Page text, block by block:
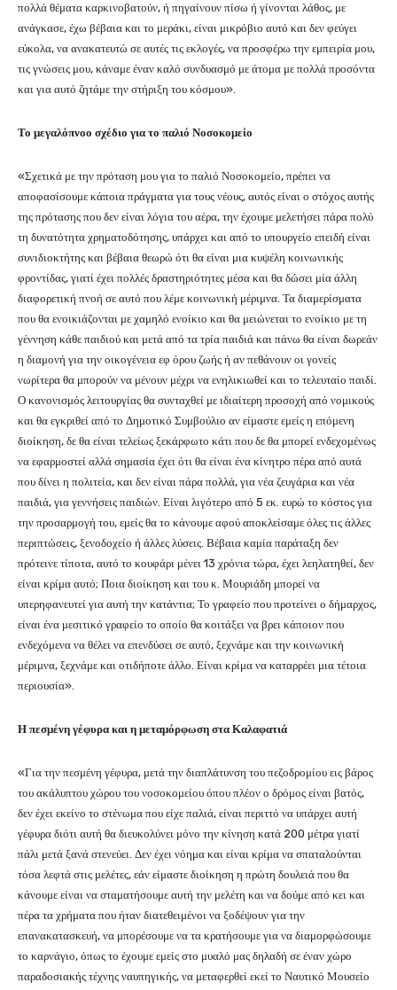
πολλά θέματα καρκινοβατούν, ή πηγαίνουν πίσω ή γίνονται λάθος, με
ανάγκασε, έχω βέβαια και το μεράκι, είναι μικρόβιο αυτό και δεν φεύγει
εύκολα, να ανακατευτώ σε αυτές τις εκλογές, να προσφέρω την εμπειρία μου,
τις γνώσεις μου, κάναμε έναν καλό συνδυασμό με άτομα με πολλά προσόντα
και για αυτό ζητάμε την στήριξη του κόσμου».
Το μεγαλόπνοο σχέδιο για το παλιό Νοσοκομείο
«Σχετικά με την πρόταση μου για το παλιό Νοσοκομείο, πρέπει να
αποφασίσουμε κάποια πράγματα για τους νέους, αυτός είναι ο στόχος αυτής
της πρότασης που δεν είναι λόγια του αέρα, την έχουμε μελετήσει πάρα πολύ
τη δυνατότητα χρηματοδότησης, υπάρχει και από το υπουργείο επειδή είναι
συνιδιοκτήτης και βέβαια θεωρώ ότι θα είναι μια κυψέλη κοινωνικής
φροντίδας, γιατί έχει πολλές δραστηριότητες μέσα και θα δώσει μία άλλη
διαφορετική πνοή σε αυτό που λέμε κοινωνική μέριμνα. Τα διαμερίσματα
που θα ενοικιάζονται με χαμηλό ενοίκιο και θα μειώνεται το ενοίκιο με τη
γέννηση κάθε παιδιού και μετά από τα τρία παιδιά και πάνω θα είναι δωρεάν
η διαμονή για την οικογένεια εφ όρου ζωής ή αν πεθάνουν οι γονείς
νωρίτερα θα μπορούν να μένουν μέχρι να ενηλικιωθεί και το τελευταίο παιδί.
Ο κανονισμός λειτουργίας θα συνταχθεί με ιδιαίτερη προσοχή από νομικούς
και θα εγκριθεί από το Δημοτικό Συμβούλιο αν είμαστε εμείς η επόμενη
διοίκηση, δε θα είναι τελείως ξεκάρφωτο κάτι που δε θα μπορεί ενδεχομένως
να εφαρμοστεί αλλά σημασία έχει ότι θα είναι ένα κίνητρο πέρα από αυτά
που δίνει η πολιτεία, και δεν είναι πάρα πολλά, για νέα ζευγάρια και νέα
παιδιά, για γεννήσεις παιδιών. Είναι λιγότερο από 5 εκ. ευρώ το κόστος για
την προσαρμογή του, εμείς θα το κάνουμε αφού αποκλείσαμε όλες τις άλλες
περιπτώσεις, ξενοδοχείο ή άλλες λύσεις. Βέβαια καμία παράταξη δεν
πρότεινε τίποτα, αυτό το κουφάρι μένει 13 χρόνια τώρα, έχει λεηλατηθεί, δεν
είναι κρίμα αυτό; Ποια διοίκηση και του κ. Μουριάδη μπορεί να
υπερηφανευτεί για αυτή την κατάντια; Το γραφείο που προτείνει ο δήμαρχος,
είναι ένα μεσιτικό γραφείο το οποίο θα κοιτάξει να βρει κάποιον που
ενδεχόμενα να θέλει να επενδύσει σε αυτό, ξεχνάμε και την κοινωνική
μέριμνα, ξεχνάμε και οτιδήποτε άλλο. Είναι κρίμα να καταρρέει μια τέτοια
περιουσία».
Η πεσμένη γέφυρα και η μεταμόρφωση στα Καλαφατιά
«Για την πεσμένη γέφυρα, μετά την διαπλάτυνση του πεζοδρομίου εις βάρος
του ακάλυπτου χώρου του νοσοκομείου όπου πλέον ο δρόμος είναι βατός,
δεν έχει εκείνο το στένωμα που είχε παλιά, είναι περιττό να υπάρχει αυτή
γέφυρα διότι αυτή θα διευκολύνει μόνο την κίνηση κατά 200 μέτρα γιατί
πάλι μετά ξανά στενεύει. Δεν έχει νόημα και είναι κρίμα να σπαταλούνται
τόσα λεφτά στις μελέτες, εάν είμαστε διοίκηση η πρώτη δουλειά που θα
κάνουμε είναι να σταματήσουμε αυτή την μελέτη και να δούμε από κει και
πέρα τα χρήματα που ήταν διατεθειμένοι να ξοδέψουν για την
επανακατασκευή, να μπορέσουμε να τα κρατήσουμε για να διαμορφώσουμε
το καρνάγιο, όπως το έχουμε εμείς στο μυαλό μας δηλαδή σε έναν χώρο
παραδοσιακής τέχνης ναυπηγικής, να μεταφερθεί εκεί το Ναυτικό Μουσείο